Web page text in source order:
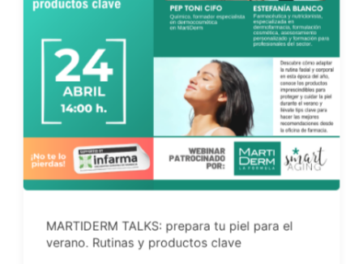
MARTIDERM TALKS: prepara tu piel para el
verano. Rutinas y productos clave